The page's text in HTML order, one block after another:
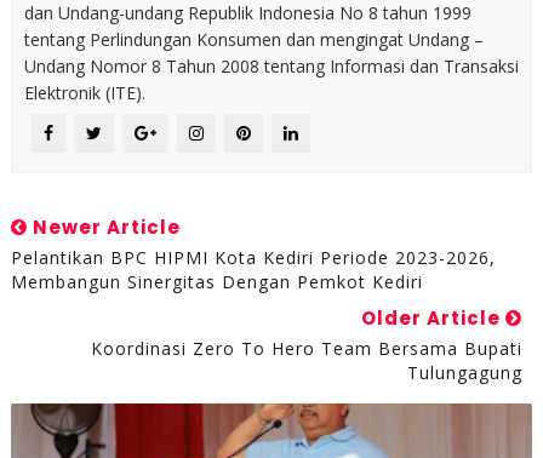
dan Undang-undang Republik Indonesia No 8 tahun 1999
tentang Perlindungan Konsumen dan mengingat Undang –
Undang Nomor 8 Tahun 2008 tentang Informasi dan Transaksi
Elektronik (ITE).
Newer Article
Pelantikan BPC HIPMI Kota Kediri Periode 2023-2026,
Membangun Sinergitas Dengan Pemkot Kediri
Older Article
Koordinasi Zero To Hero Team Bersama Bupati
Tulungagung